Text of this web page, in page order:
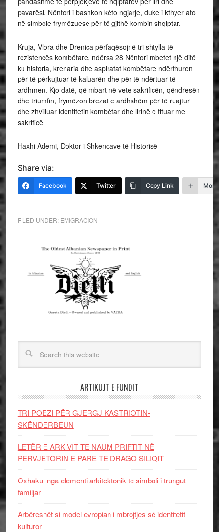
pavarësi. Nëntori i bashkon këto ngjarje, duke i kthyer ato
në simbole frymëzuese për të gjithë kombin shqiptar.
Kruja, Vlora dhe Drenica përfaqësojnë tri shtylla të
rezistencës kombëtare, ndërsa 28 Nëntori mbetet një ditë
ku historia, krenaria dhe aspiratat kombëtare ndërthuren
për të përkujtuar të kaluarën dhe për të ndërtuar të
ardhmen. Kjo datë, që mbart në vete sakrificën, qëndresën
dhe triumfin, frymëzon brezat e ardhshëm për të ruajtur
dhe zhvilluar identitetin kombëtar dhe lirinë e fituar me
sakrificë.
Haxhi Ademi, Doktor i Shkencave të Historisë
Share via:
Facebook Twitter Copy Link More
FILED UNDER: EMIGRACION
ARTIKUJT E FUNDIT
TRI POEZI PËR GJERGJ KASTRIOTIN-
SKËNDERBEUN
LETËR E ARKIVIT TE NAUM PRIFTIT NË
PERVJETORIN E PARE TE DRAGO SILIQIT
Oxhaku, nga elementi arkitektonik te simboli i trungut
familjar
Arbëreshët si model evropian i mbrojtjes së identitetit
kulturor